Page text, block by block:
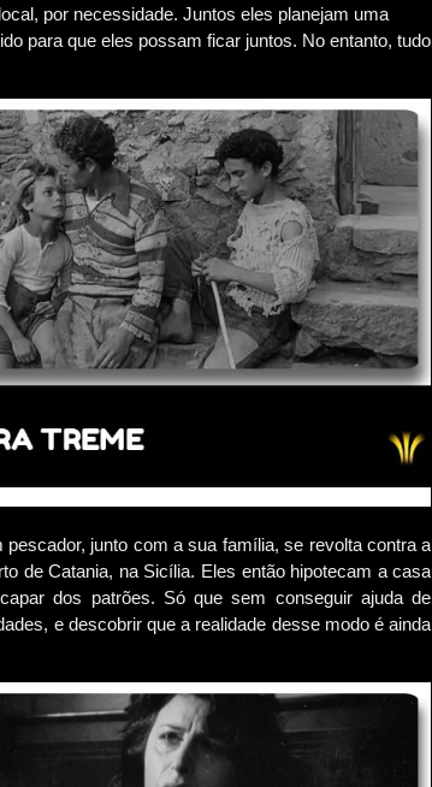
por necessidade. Juntos eles planejam uma
para que eles possam ficar juntos. No entanto, tudo
junto com a sua família, se revolta contra a
de Catania, na Sicília. Eles então hipotecam a casa
dos patrões. Só que sem conseguir ajuda de
e descobrir que a realidade desse modo é ainda